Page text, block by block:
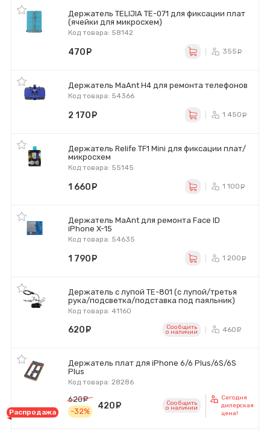
Держатель TELIJIA TE-071 для фиксации плат
(ячейки для микросхем)
Код товара: 58142
470 355
Держатель MaAnt H4 для ремонта телефонов
Код товара: 54366
2 170 1 450
Держатель Relife TF1 Mini для фиксации плат/
микросхем
Код товара: 55145
1 660 1 100
Держатель MaAnt для ремонта Face ID
iPhone X-15
Код товара: 54635
1 790 1 200
Держатель с лупой TE-801 (с лупой/третья
рука/подсветка/подставка под паяльник)
Код товара: 41160
620 Сообщить
o наличии 460
Держатель плат для iPhone 6/6 Plus/6S/6S
Plus
Код товара: 28286
Распродажа
620
-32%
420 руб.Сообщить
o наличии
Сегодня
дилерская
цена!